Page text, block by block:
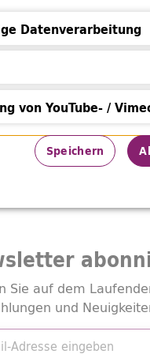
von Maximilian
Song im Gepäck
für alle, die
Sie auf dem
und
Datenverarbeitung
von YouTube- /
YouTube- / Vimeo-
Speichern